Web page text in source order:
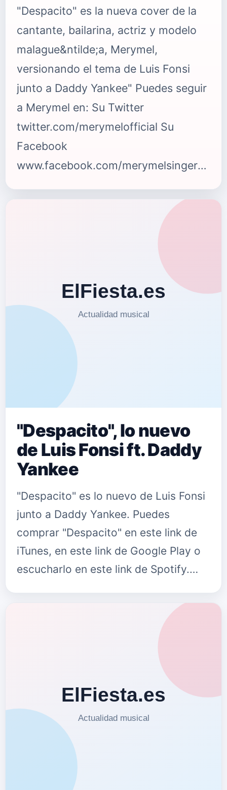
"Despacito" es la nueva cover de la
cantante, bailarina, actriz y modelo
malague&ntilde;a, Merymel,
versionando el tema de Luis Fonsi
junto a Daddy Yankee" Puedes seguir
a Merymel en: Su Twitter
twitter.com/merymelofficial Su
Facebook
www.facebook.com/merymelsinger
www.instagram.com/merymel_official
"Despacito", lo nuevo
de Luis Fonsi ft. Daddy
Yankee
"Despacito" es lo nuevo de Luis Fonsi
junto a Daddy Yankee. Puedes
comprar "Despacito" en este link de
iTunes, en este link de Google Play o
escucharlo en este link de Spotify.